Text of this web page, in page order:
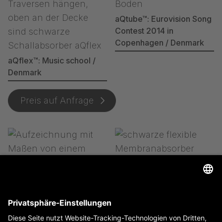
aQflex™: Music school /
Denmark
aQtube™: Eurovision Song
Contest 2014 in
Copenhagen / Denmark
Preis auf Anfrage